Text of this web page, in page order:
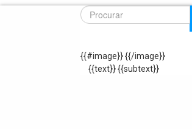
{{#image}}{{/image}}
{{text}} {{subtext}}